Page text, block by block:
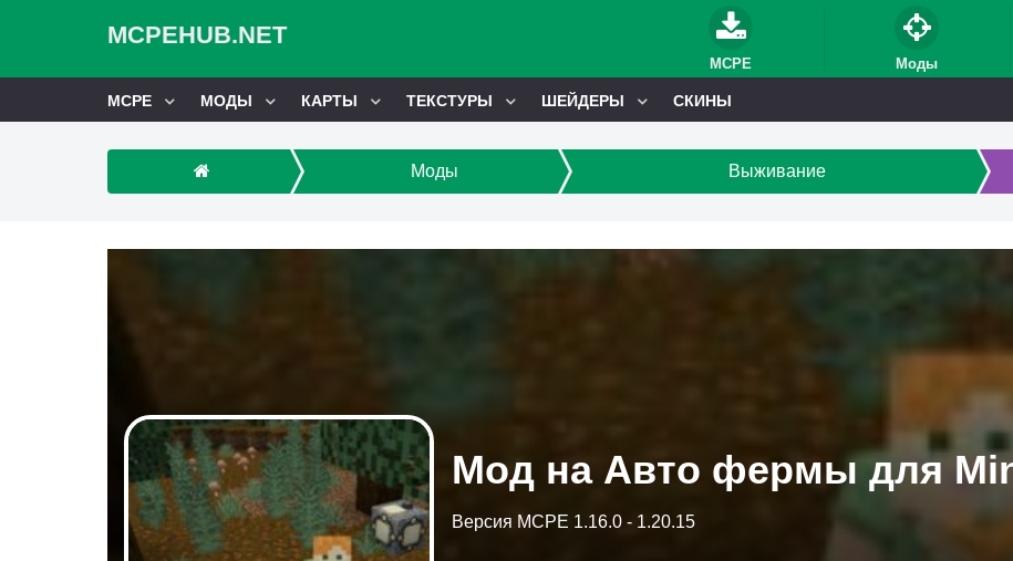
MCPEHUB.NET
MCPE Моды
MCPE МОДЫ КАРТЫ ТЕКСТУРЫ ШЕЙДЕРЫ СКИНЫ
Моды Выживание
Мод на Авто фермы для
Версия MCPE 1.16.0 - 1.20.15